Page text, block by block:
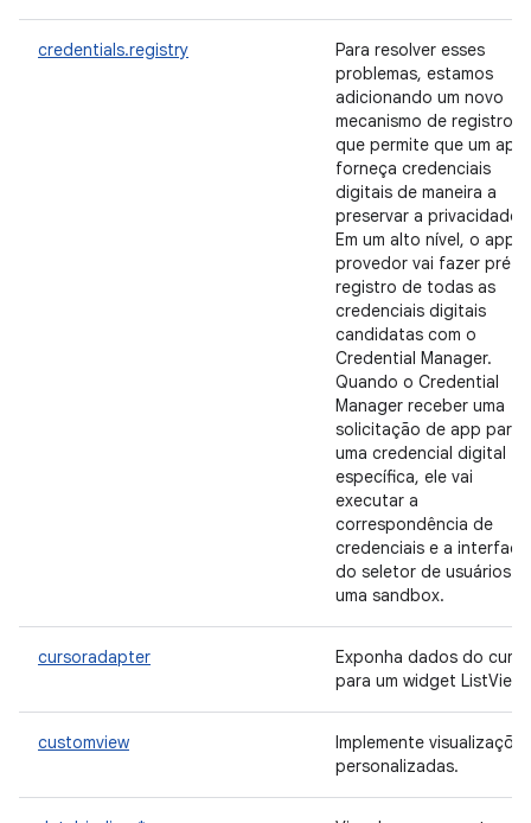
credentials.registry
Para resolver esses
problemas, estamos
adicionando um novo
mecanismo de registro
que permite que um app
forneça credenciais
digitais de maneira a
preservar a privacidade.
Em um alto nível, o app
provedor vai fazer pré-
registro de todas as
credenciais digitais
candidatas com o
Credential Manager.
Quando o Credential
Manager receber uma
solicitação de app para
uma credencial digital
específica, ele vai
executar a
correspondência de
credenciais e a interface
do seletor de usuários
uma sandbox.
cursoradapter
Exponha dados do
para um widget ListView.
customview
Implemente visualizações
personalizadas.